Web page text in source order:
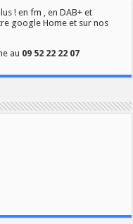
! en fm , en DAB+ et
google Home et sur nos
au 09 52 22 22 07